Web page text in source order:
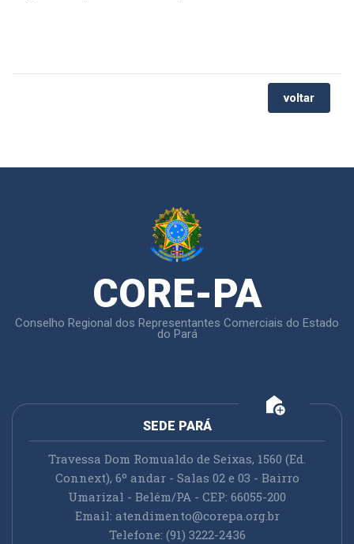
voltar
CORE-PA
Conselho Regional dos Representantes Comerciais do Estado
do Pará
add_home
SEDE PARÁ
Travessa Dom Romualdo de Seixas, 1560 (Ed.
Connext), 6º andar - Salas 02 e 03 - Bairro
Umarizal - Belém/PA - CEP: 66055-200
Email: atendimento@corepa.org.br
Telefone: (91) 3222-2436